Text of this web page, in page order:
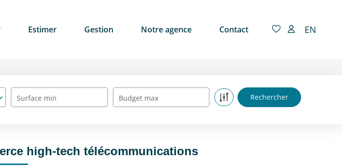
Estimer Gestion Notre agence Contact EN
Surface min Budget max
high-tech télécommunications